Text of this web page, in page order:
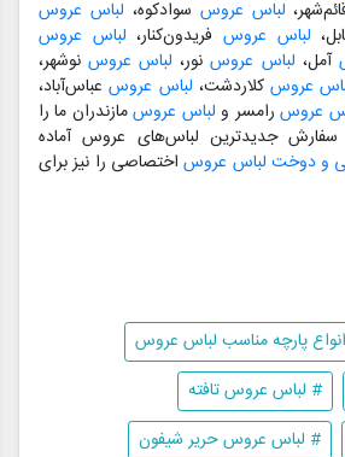
لباس عروس سوادکوه، لباس عروس
لباس عروس فریدون‌کنار، لباس عروس
آمل، لباس عروسنور، لباس عروسنوشهر،
عروس کلاردشت، لباس عروسعباس‌آباد،
عروسرامسر و لباس عروسمازندران ما را
سفارش جدیدترین لباس‌های عروس آماده
و دوخت لباس عروساختصاصی را نیز برای
پارچه مناسب لباس عروس
# لباس عروس تافته
# لباس عروس حریر شیفون